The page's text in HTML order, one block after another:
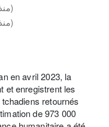
7 July 2025 (منذ سنة)
7 July 2025 (منذ سنة)
en avril 2023, la
et enregistrent les
retournés
de 973 000